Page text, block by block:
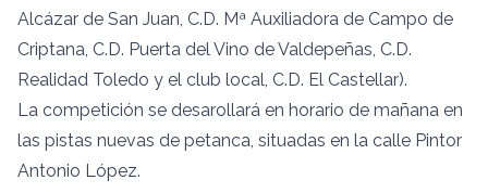
Alcázar de San Juan, C.D. Mª Auxiliadora de Campo de
Criptana, C.D. Puerta del Vino de Valdepeñas, C.D.
Realidad Toledo y el club local, C.D. El Castellar).
La competición se desarollará en horario de mañana en
las pistas nuevas de petanca, situadas en la calle Pintor
Antonio López.